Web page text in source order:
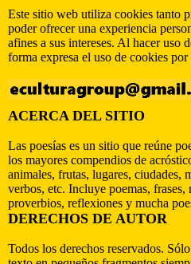
Este sitio web utiliza cookies tanto
poder ofrecer una experiencia
afines a sus intereses. Al hacer uso
forma expresa el uso de cookies por
ACERCA DEL SITIO
Las poesías es un sitio que reúne
los mayores compendios de
animales, frutas, lugares, ciudades,
verbos, etc. Incluye poemas, frases,
proverbios, reflexiones y mucha
DERECHOS DE AUTOR
Todos los derechos reservados.